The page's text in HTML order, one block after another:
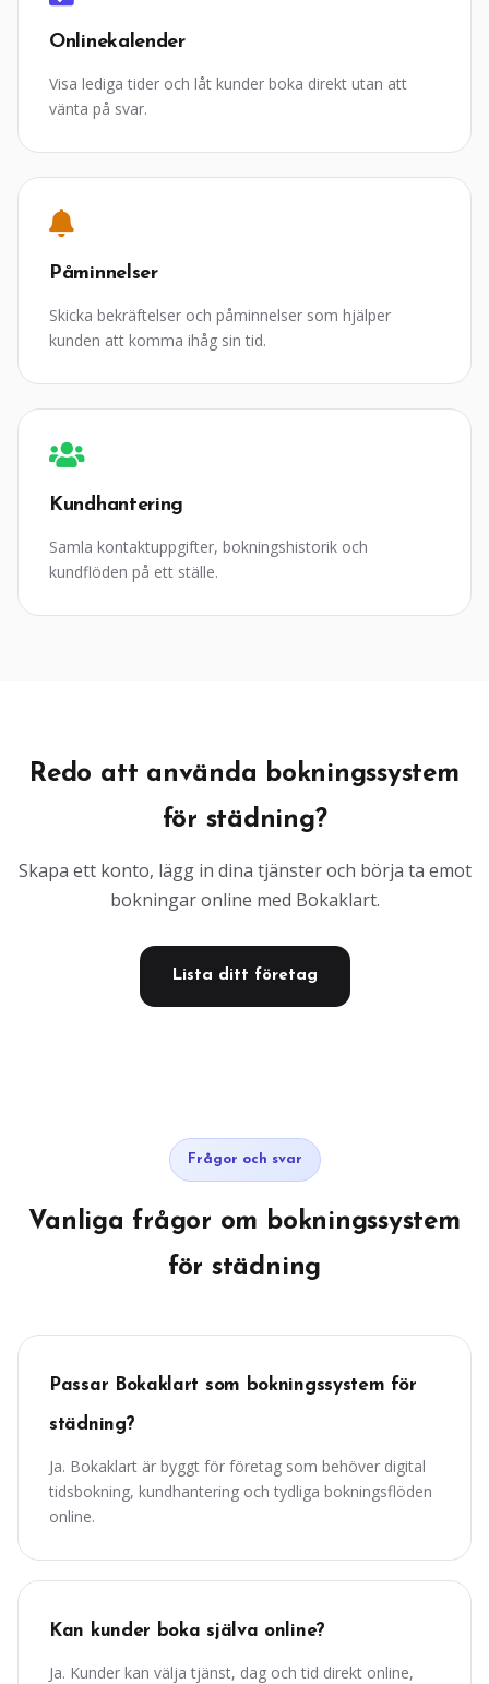
Onlinekalender
Visa lediga tider och låt kunder boka direkt utan att
vänta på svar.
Påminnelser
Skicka bekräftelser och påminnelser som hjälper
kunden att komma ihåg sin tid.
Kundhantering
Samla kontaktuppgifter, bokningshistorik och
kundflöden på ett ställe.
Redo att använda bokningssystem
för städning?
Skapa ett konto, lägg in dina tjänster och börja ta emot
bokningar online med Bokaklart.
Lista ditt företag
Frågor och svar
Vanliga frågor om bokningssystem
för städning
Passar Bokaklart som bokningssystem för
städning?
Ja. Bokaklart är byggt för företag som behöver digital
tidsbokning, kundhantering och tydliga bokningsflöden
online.
Kan kunder boka själva online?
Ja. Kunder kan välja tjänst, dag och tid direkt online,